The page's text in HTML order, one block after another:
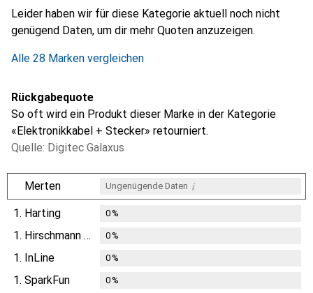
Leider haben wir für diese Kategorie aktuell noch nicht
genügend Daten, um dir mehr Quoten anzuzeigen.
Alle 28 Marken vergleichen
Rückgabequote
So oft wird ein Produkt dieser Marke in der Kategorie
«Elektronikkabel + Stecker» retourniert.
Quelle: Digitec Galaxus
Merten Ungenügende Daten i
1. Harting 0%
1. Hirschmann Test & Measurement 0%
1. InLine 0%
1. SparkFun 0%